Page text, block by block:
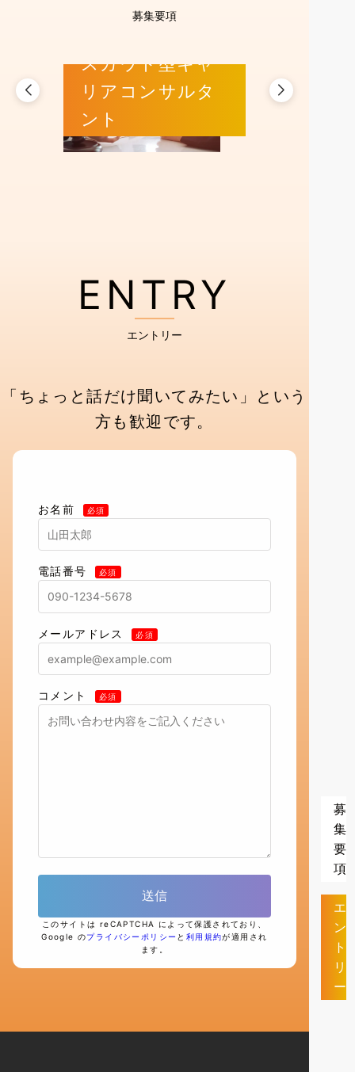
募
集
要
項
エ
ン
ト
リ
ー
募集要項
スカウト型キャ
リアコンサルタ
ント
ENTRY
エントリー
「ちょっと話だけ聞いてみたい」
という
方も歓迎です。
お名前
電話番号
メールアドレス
コメント
このサイトは reCAPTCHA によって保護されており、
Google のプライバシーポリシー と 利用規約が適用され
ます。